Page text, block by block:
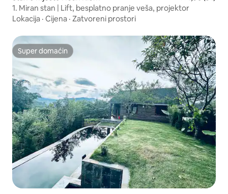
1. Miran stan | Lift, besplatno pranje veša, projektor
Lokacija · Cijena · Zatvoreni prostori
Super domaćin
Super domaćin